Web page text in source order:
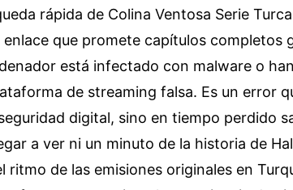
rápida de Colina Ventosa Serie
que promete capítulos completos
está infectado con malware o
de streaming falsa. Es un error
digital, sino en tiempo perdido
a ver ni un minuto de la historia de
ritmo de las emisiones originales en